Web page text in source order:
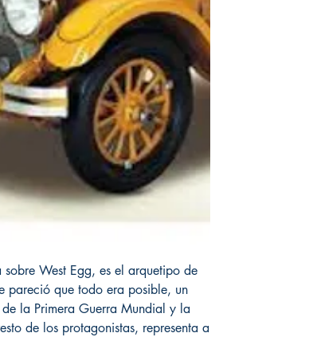
West Egg, es el arquetipo de
pareció que todo era posible, un
la Primera Guerra Mundial y la
de los protagonistas, representa a